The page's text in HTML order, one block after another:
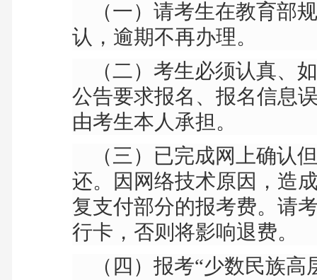
（一）请考生在教育部
认，逾期不再办理。
（二）考生必须认真、
公告要求报名、报名信息
由考生本人承担。
（三）已完成网上确认
还。因网络技术原因，造
复支付部分的报考费。请
行卡，否则将影响退费。
（四）报考“少数民族高